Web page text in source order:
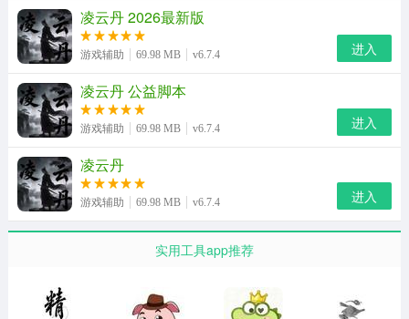
凌云丹 2026最新版
游戏辅助 69.98 MB v6.7.4 进入
凌云丹 公益脚本
游戏辅助 69.98 MB v6.7.4 进入
凌云丹
游戏辅助 69.98 MB v6.7.4 进入
实用工具app推荐